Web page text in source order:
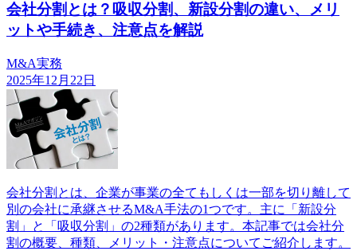
会社分割とは？吸収分割、新設分割の違い、メリ
ットや手続き、注意点を解説
M&A実務
2025年12月22日
会社分割とは、企業が事業の全てもしくは一部を切り離して
別の会社に承継させるM&A手法の1つです。主に「新設分
割」と「吸収分割」の2種類があります。本記事では会社分
割の概要、種類、メリット・注意点についてご紹介します。